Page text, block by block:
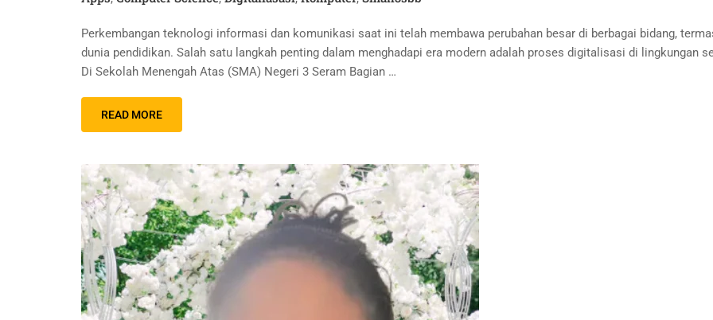
Perkembangan teknologi informasi dan komunikasi saat ini telah membawa perubahan besar di berbagai bidang,
dunia pendidikan. Salah satu langkah penting dalam menghadapi era modern adalah proses digitalisasi di lingkungan
Di Sekolah Menengah Atas (SMA) Negeri 3 Seram Bagian …
READ MORE